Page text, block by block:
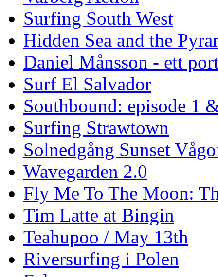
Surfing South West
Hidden Sea and the
Daniel Månsson - ett
Surf El Salvador
Southbound: episode 1
Surfing Strawtown
Solnedgång Sunset
Wavegarden 2.0
Fly Me To The Moon:
Tim Latte at Bingin
Teahupoo / May 13th
Riversurfing i Polen